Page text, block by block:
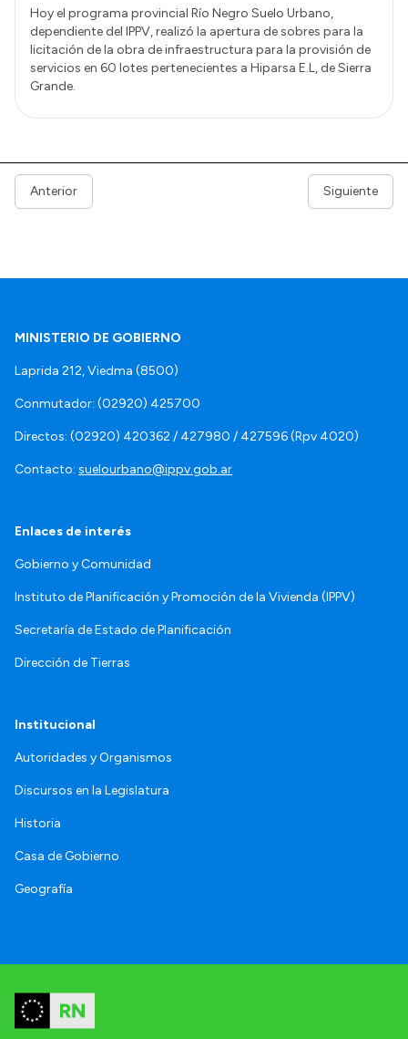
Hoy el programa provincial Río Negro Suelo Urbano,
dependiente del IPPV, realizó la apertura de sobres para la
licitación de la obra de infraestructura para la provisión de
servicios en 60 lotes pertenecientes a Hiparsa E.L, de Sierra
Grande.
Anterior Siguiente
MINISTERIO DE GOBIERNO
Laprida 212, Viedma (8500)
Conmutador: (02920) 425700
Directos: (02920) 420362 / 427980 / 427596 (Rpv 4020)
Contacto: suelourbano@ippv.gob.ar
Enlaces de interés
Gobierno y Comunidad
Instituto de Planificación y Promoción de la Vivienda (IPPV)
Secretaría de Estado de Planificación
Dirección de Tierras
Institucional
Autoridades y Organismos
Discursos en la Legislatura
Historia
Casa de Gobierno
Geografía